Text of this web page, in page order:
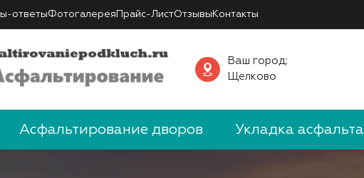
ответыФотогалерея Прайс-ЛистОтзывы Контакты
Ваш город:
Щелково
Асфальтирование дворов Укладка асфальта